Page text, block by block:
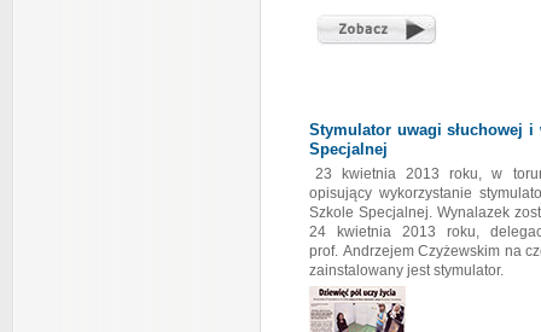
Stymulator uwagi słuchowej
Specjalnej
23 kwietnia 2013 roku, w
opisujący wykorzystanie
Szkole Specjalnej. Wynalazek
24 kwietnia 2013 roku,
prof. Andrzejem Czyżewskim na
zainstalowany jest stymulator.